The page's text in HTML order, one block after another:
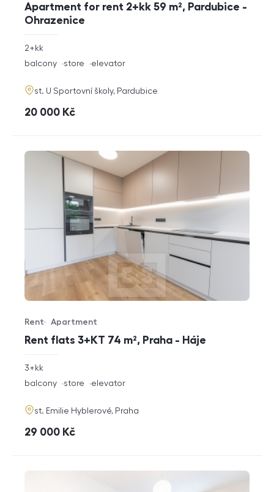
Apartment for rent 2+kk 59 m², Pardubice -
Ohrazenice
rozměry
disposition
2+kk
funkce
balcony store elevator
adresa
st. U Sportovní školy, Pardubice
cena
20 000 Kč
Rent flats 3+KT 74 m², Praha - Háje
Offer type
Rent
Property type
Apartment
rozměry
3+kk
funkce
balcony store elevator
adresa
st. Emilie Hyblerové, Praha
cena
29 000 Kč